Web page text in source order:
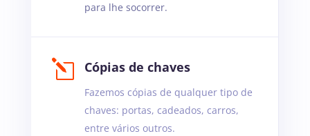
para lhe socorrer.
l Cópias de chaves
Fazemos cópias de qualquer tipo de
chaves: portas, cadeados, carros,
entre vários outros.